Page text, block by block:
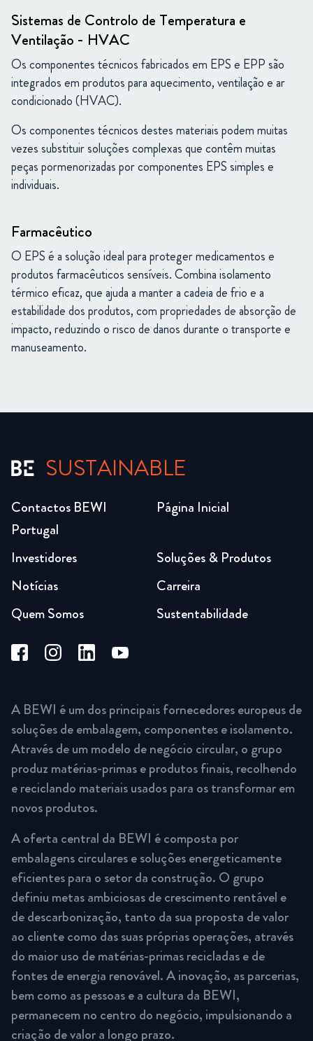
Sistemas de Controlo de Temperatura e
Ventilação - HVAC
Os componentes técnicos fabricados em EPS e EPP são
integrados em produtos para aquecimento, ventilação e ar
condicionado (HVAC).
Os componentes técnicos destes materiais podem muitas
vezes substituir soluções complexas que contêm muitas
peças pormenorizadas por componentes EPS simples e
individuais.
Farmacêutico
O EPS é a solução ideal para proteger medicamentos e
produtos farmacêuticos sensíveis. Combina isolamento
térmico eficaz, que ajuda a manter a cadeia de frio e a
estabilidade dos produtos, com propriedades de absorção de
impacto, reduzindo o risco de danos durante o transporte e
manuseamento.
SUSTAINABLE
Página Inicial
Soluções & Produtos
Carreira
Sustentabilidade
Investidores
Notícias
Quem Somos
Contactos BEWI
Portugal
A BEWI é um dos principais fornecedores europeus de
soluções de embalagem, componentes e isolamento.
Através de um modelo de negócio circular, o grupo
produz matérias-primas e produtos finais, recolhendo
e reciclando materiais usados para os transformar em
novos produtos.
A oferta central da BEWI é composta por
embalagens circulares e soluções energeticamente
eficientes para o setor da construção. O grupo
definiu metas ambiciosas de crescimento rentável e
de descarbonização, tanto da sua proposta de valor
ao cliente como das suas próprias operações, através
do maior uso de matérias-primas recicladas e de
fontes de energia renovável. A inovação, as parcerias,
bem como as pessoas e a cultura da BEWI,
permanecem no centro do negócio, impulsionando a
criação de valor a longo prazo.